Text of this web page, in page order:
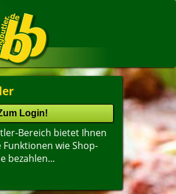
Bereich bietet Ihnen
Funktionen wie Shop-
bezahlen...